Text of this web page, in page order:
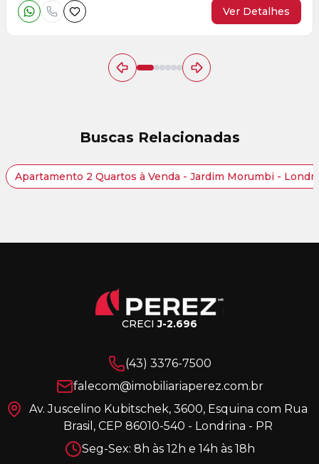
Ver Detalhes
Buscas Relacionadas
Apartamento 2 Quartos à Venda - Jardim Morumbi -
CRECIJ-2.696
(43) 3376-7500
falecom@imobiliariaperez.com.br
Av. Juscelino Kubitschek, 3600, Esquina com Rua
Brasil, CEP 86010-540 - Londrina - PR
Seg-Sex: 8h às 12h e 14h às 18h